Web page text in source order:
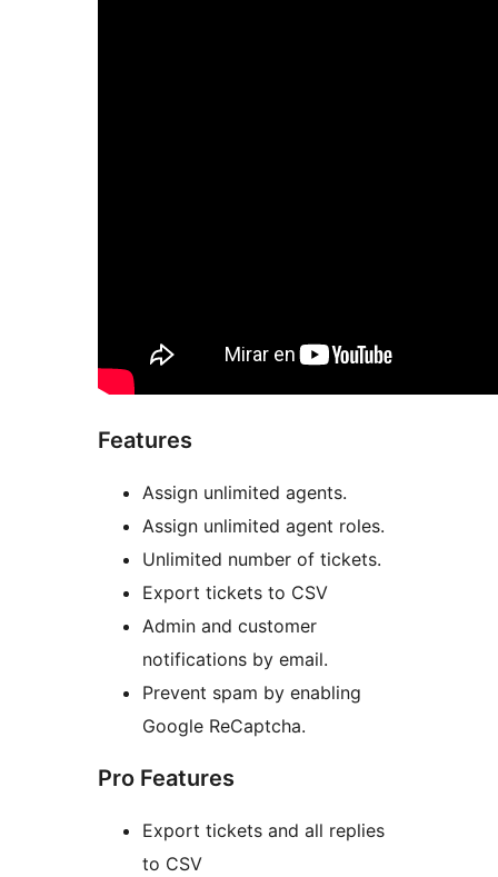
Features
Assign unlimited agents.
Assign unlimited agent roles.
Unlimited number of tickets.
Export tickets to CSV
Admin and customer
notifications by email.
Prevent spam by enabling
Google ReCaptcha.
Pro Features
Export tickets and all replies
to CSV